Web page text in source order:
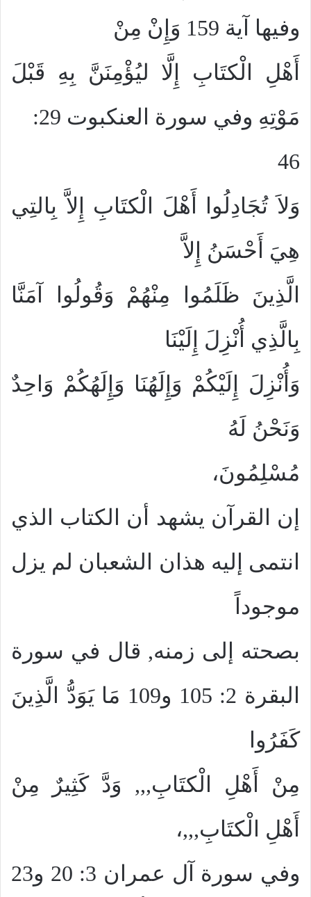
وفيها آية 159 وَإِنْ مِنْ
أَهْلِ الْكتَابِ إِلَّا ليُؤْمِنَنَّ بِهِ قَبْلَ
مَوْتِهِ وفي سورة العنكبوت 29:
46
وَلاَ تُجَادِلُوا أَهْلَ الْكتَابِ إِلاَّ بِالتِي
هِيَ أَحْسَنُ إِلاَّ
الَّذِينَ ظَلَمُوا مِنْهُمْ وَقُولُوا آمَنَّا
بِالَّذِي أُنْزِلَ إِلَيْنَا
وَأُنْزِلَ إِلَيْكُمْ وَإِلَهُنَا وَإِلَهُكُمْ وَاحِدٌ
وَنَحْنُ لَهُ
مُسْلِمُونَ،
إن القرآن يشهد أن الكتاب الذي
انتمى إليه هذان الشعبان لم يزل
موجوداً
بصحته إلى زمنه, قال في سورة
البقرة 2: 105 و109 مَا يَوَدُّ الَّذِينَ
كَفَرُوا
مِنْ أَهْلِ الْكتَابِ,,, وَدَّ كَثِيرٌ مِنْ
أَهْلِ الْكتَابِ,,,،
وفي سورة آل عمران 3: 20 و23